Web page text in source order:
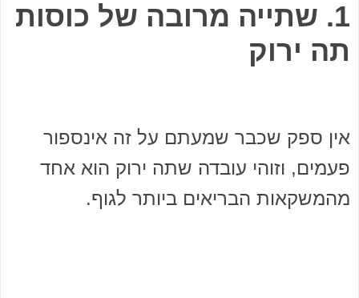
1. שתייה מרובה של כוסות
תה ירוק
אין ספק שכבר שמעתם על זה אינספור
פעמים, וזוהי עובדה שתה ירוק הוא אחד
מהמשקאות הבריאים ביותר לגוף.